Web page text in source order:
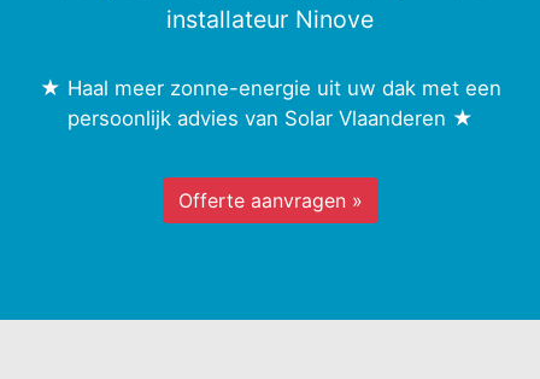
installateur Ninove
★ Haal meer zonne-energie uit uw dak met een
persoonlijk advies van Solar Vlaanderen ★
Offerte aanvragen »